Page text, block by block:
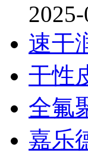
速干
干性
全氟
嘉乐